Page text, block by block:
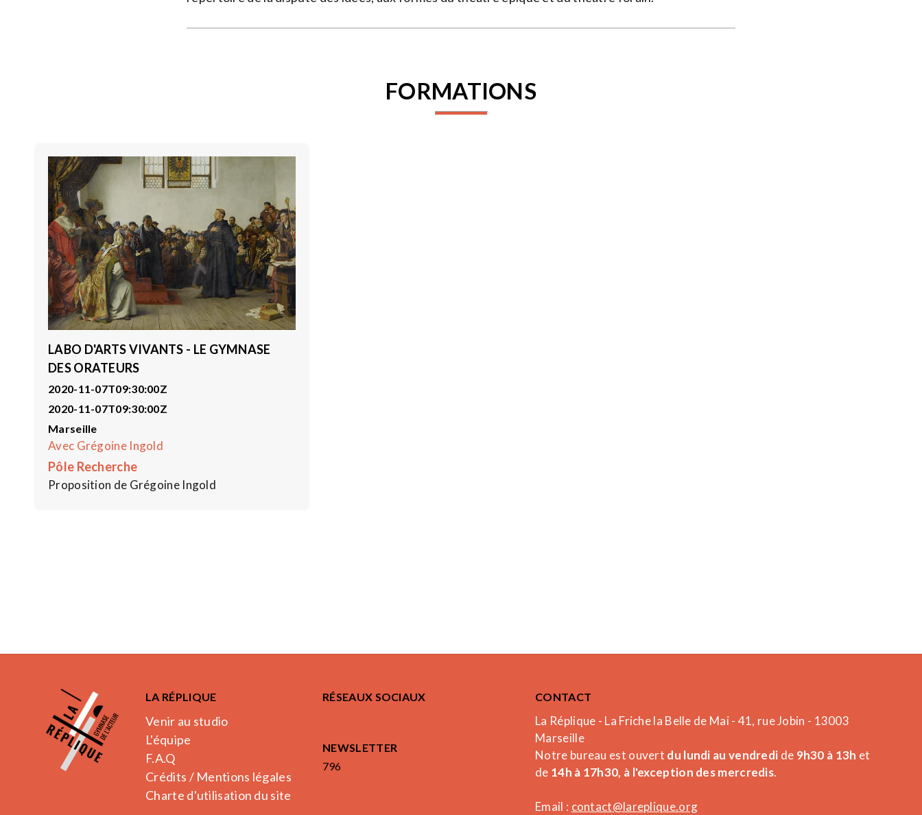
FORMATIONS
LABO D'ARTS VIVANTS - LE GYMNASE
DES ORATEURS
2020-11-07T09:30:00Z
2020-11-07T09:30:00Z
Marseille
Avec Grégoine Ingold
Pôle Recherche
Proposition de Grégoine Ingold
LA RÉPLIQUE
Venir au studio
L'équipe
F.A.Q
Crédits / Mentions légales
Charte d'utilisation du site
RÉSEAUX SOCIAUX
NEWSLETTER
796
CONTACT
La Réplique - La Friche la Belle de Mai - 41, rue Jobin - 13003
Marseille
Notre bureau est ouvert du lundi au vendredi de 9h30 à 13h et
de 14h à 17h30, à l'exception des mercredis.
Email : contact@lareplique.org